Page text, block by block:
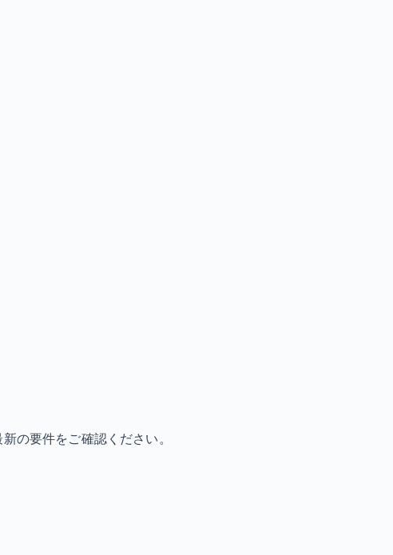
の要件をご確認ください。